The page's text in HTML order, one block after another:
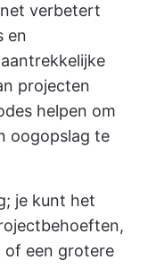
verbetert
en
projecten
helpen om
oogopslag te
je kunt het
of een grotere